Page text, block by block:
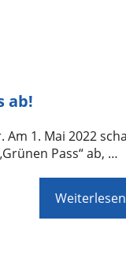
ab!
Am 1. Mai 2022
Pass“ ab, …
Weiterlesen